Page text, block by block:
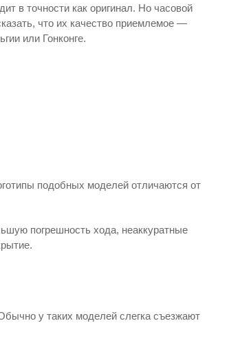
в точности как оригинал. Но часовой
что их качество приемлемое —
или Гонконге.
подобных моделей отличаются от
погрешность хода, неаккуратные
у таких моделей слегка съезжают